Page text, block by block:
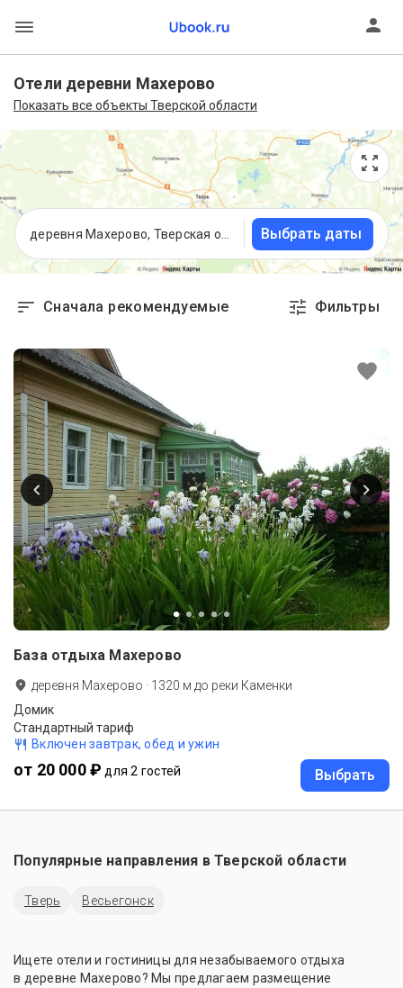
Отели деревни Махерово
Показать все объекты Тверской области
Выбрать даты
Сначала рекомендуемые Фильтры
База отдыха Махерово
деревня Махерово · 1320 м до реки Каменки
Домик
Стандартный тариф
Включен завтрак, обед и ужин
от 20 000 ₽ для 2 гостей Выбрать
Популярные направления в Тверской области
Тверь Весьегонск
Ищете отели и гостиницы для незабываемого отдыха
в деревне Махерово? Мы предлагаем размещение